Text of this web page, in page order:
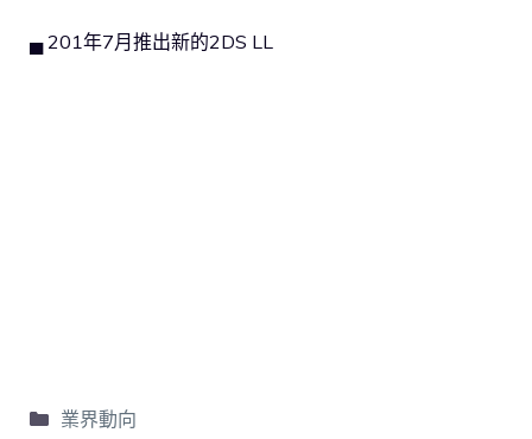
▄ 201年7月推出新的2DS LL
業界動向